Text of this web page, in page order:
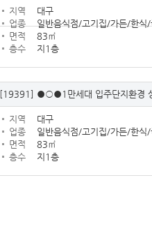
지역
대구
업종
일반음식점/고기집/가든/한
면적
83㎡
층수
지1층
[19391] ●○●1만세대 입주단지환경
지역
대구
업종
일반음식점/고기집/가든/한
면적
83㎡
층수
지1층